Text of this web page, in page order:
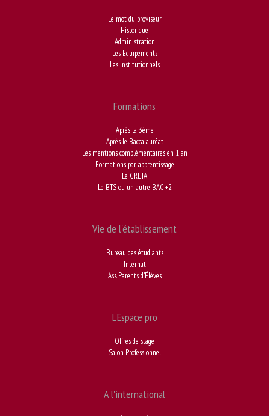
Le mot du proviseur
Historique
Administration
Les Equipements
Les institutionnels
Formations
Après la 3ème
Après le Baccalauréat
Les mentions complémentaires en 1 an
Formations par apprentissage
Le GRETA
Le BTS ou un autre BAC +2
Vie de l'établissement
Bureau des étudiants
Internat
Ass. Parents d'Élèves
L'Espace pro
Offres de stage
Salon Professionnel
A l'international